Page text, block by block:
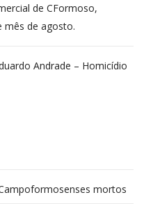
de CFormoso,
mês de agosto.
Andrade – Homicídio
mortos